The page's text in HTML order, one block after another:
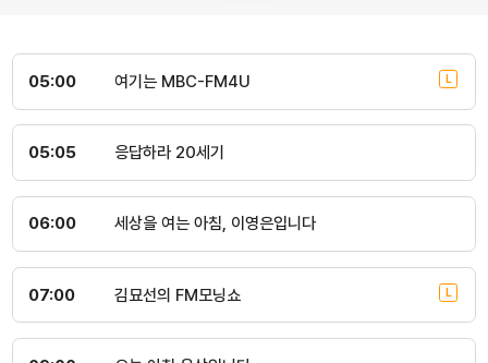
05:00 여기는 MBC-FM4U
05:05 응답하라 20세기
06:00 세상을 여는 아침, 이영은입니다
07:00 김묘선의 FM모닝쇼